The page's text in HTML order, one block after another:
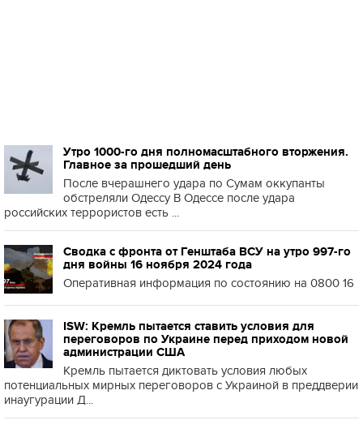
Утро 1000-го дня полномасштабного вторжения.
Главное за прошедший день
После вчерашнего удара по Сумам оккупанты
обстреляли Одессу В Одессе после удара
российских террористов есть ...
Сводка с фронта от Генштаба ВСУ на утро 997-го
дня войны 16 ноября 2024 года
Оперативная информация по состоянию на 0800 16
ISW: Кремль пытается ставить условия для
переговоров по Украине перед приходом новой
администрации США
Кремль пытается диктовать условия любых
потенциальных мирных переговоров с Украиной в преддверии
инаугурации Д...